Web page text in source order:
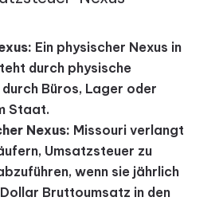
Ein physischer Nexus in
durch physische
durch Büros, Lager oder
Staat.
Nexus: Missouri verlangt
Umsatzsteuer zu
wenn sie jährlich
Bruttoumsatz in den